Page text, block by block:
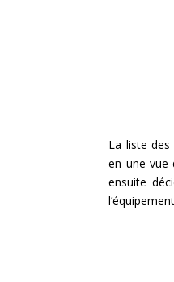
La liste des
en une vue
ensuite